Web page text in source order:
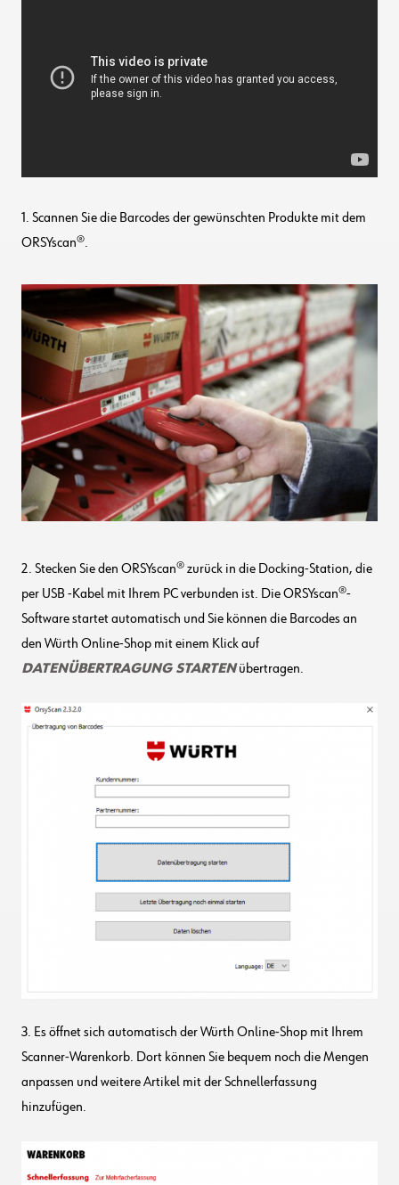
1. Scannen Sie die Barcodes der gewünschten Produkte mit dem
ORSYscan®.
2. Stecken Sie den ORSYscan® zurück in die Docking-Station, die
per USB -Kabel mit Ihrem PC verbunden ist. Die ORSYscan®-
Software startet automatisch und Sie können die Barcodes an
den Würth Online-Shop mit einem Klick auf
DATENÜBERTRAGUNG STARTENübertragen.
3. Es öffnet sich automatisch der Würth Online-Shop mit Ihrem
Scanner-Warenkorb. Dort können Sie bequem noch die Mengen
anpassen und weitere Artikel mit der Schnellerfassung
hinzufügen.